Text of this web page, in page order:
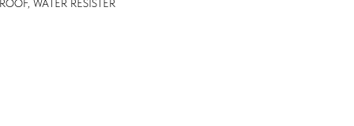
WATER RESISTER